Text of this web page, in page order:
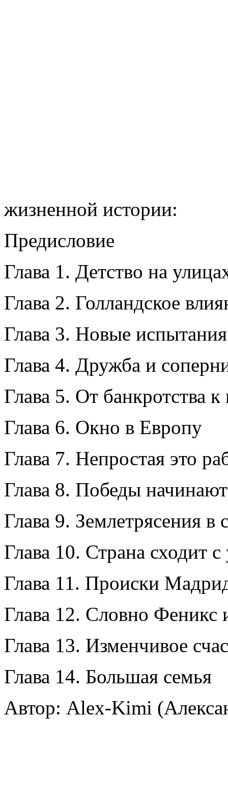
жизненной истории:
Предисловие
Глава 1. Детство на
Глава 2. Голландское
Глава 3. Новые
Глава 4. Дружба и
Глава 5. От банкротства
Глава 6. Окно в Европу
Глава 7. Непростая это
Глава 8. Победы
Глава 9. Землетрясения в
Глава 10. Страна сходит с
Глава 11. Происки
Глава 12. Словно Феникс
Глава 13. Изменчивое
Глава 14. Большая семья
Автор: Alex-Kimi